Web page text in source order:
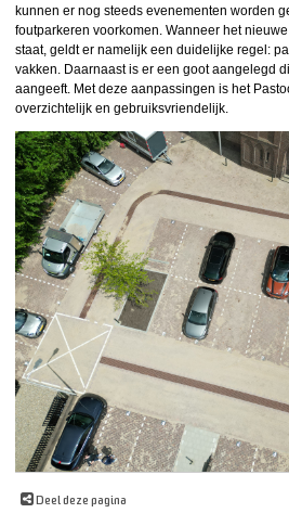
kunnen er nog steeds evenementen worden
foutparkeren voorkomen. Wanneer het
staat, geldt er namelijk een duidelijke regel:
vakken. Daarnaast is er een goot aangelegd
aangeeft. Met deze aanpassingen is het
overzichtelijk en gebruiksvriendelijk.
Deel deze pagina